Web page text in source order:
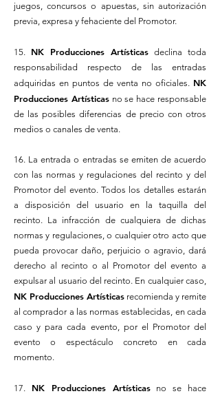
juegos, concursos o apuestas, sin autorización
previa, expresa y fehaciente del Promotor.
15. NK Producciones Artísticas declina toda
responsabilidad respecto de las entradas
adquiridas en puntos de venta no oficiales. NK
Producciones Artísticasno se hace responsable
de las posibles diferencias de precio con otros
medios o canales de venta.
16. La entrada o entradas se emiten de acuerdo
con las normas y regulaciones del recinto y del
Promotor del evento. Todos los detalles estarán
a disposición del usuario en la taquilla del
recinto. La infracción de cualquiera de dichas
normas y regulaciones, o cualquier otro acto que
pueda provocar daño, perjuicio o agravio, dará
derecho al recinto o al Promotor del evento a
expulsar al usuario del recinto. En cualquier caso,
NK Producciones Artísticas recomienda y remite
al comprador a las normas establecidas, en cada
caso y para cada evento, por el Promotor del
evento o espectáculo concreto en cada
momento.
17. NK Producciones Artísticasno se hace